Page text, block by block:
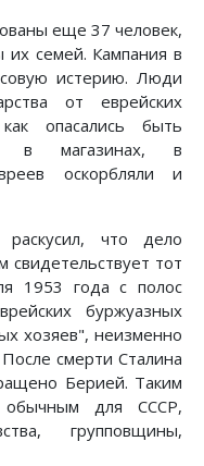
еще 37 человек,
их семей. Кампания в
истерию. Люди
от еврейских
опасались быть
в магазинах, в
оскорбляли и
что дело
тот
1953 года с полос
буржуазных
хозяев", неизменно
смерти Сталина
Берией. Таким
для СССР,
групповщины,